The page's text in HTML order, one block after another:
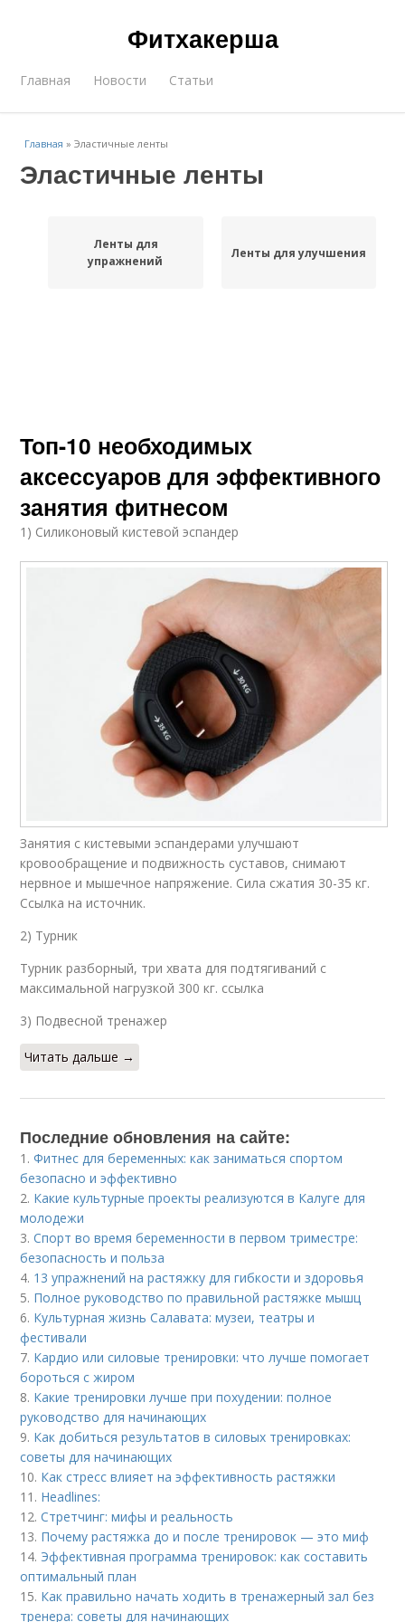
Фитхакерша
Главная Новости Статьи
Главная »Эластичные ленты
Эластичные ленты
Ленты для
упражнений
Ленты для улучшения
Топ-10 необходимых
аксессуаров для эффективного
занятия фитнесом
1) Силиконовый кистевой эспандер
Занятия с кистевыми эспандерами улучшают
кровообращение и подвижность суставов, снимают
нервное и мышечное напряжение. Сила сжатия 30-35 кг.
Ссылка на источник.
2) Турник
Турник разборный, три хвата для подтягиваний с
максимальной нагрузкой 300 кг. ссылка
3) Подвесной тренажер
Читать дальше →
Последние обновления на сайте:
1.Фитнес для беременных: как заниматься спортом
безопасно и эффективно
2. Какие культурные проекты реализуются в Калуге для
молодежи
3.Спорт во время беременности в первом триместре:
безопасность и польза
4. 13 упражнений на растяжку для гибкости и здоровья
5. Полное руководство по правильной растяжке мышц
6. Культурная жизнь Салавата: музеи, театры и
фестивали
7. Кардио или силовые тренировки: что лучше помогает
бороться с жиром
8. Какие тренировки лучше при похудении: полное
руководство для начинающих
9. Как добиться результатов в силовых тренировках:
советы для начинающих
10. Как стресс влияет на эффективность растяжки
11. Headlines:
12.Стретчинг: мифы и реальность
13. Почему растяжка до и после тренировок — это миф
14. Эффективная программа тренировок: как составить
оптимальный план
15. Как правильно начать ходить в тренажерный зал без
тренера: советы для начинающих